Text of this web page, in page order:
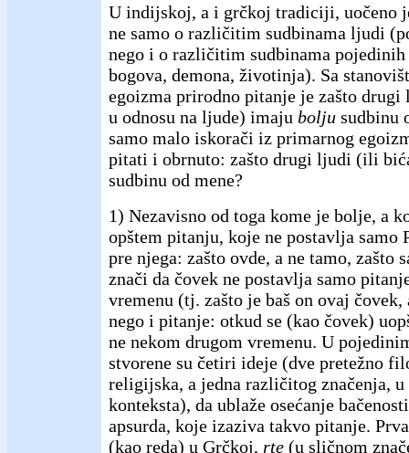
U indijskoj, a i grčkoj tradiciji, uočeno
ne samo o različitim sudbinama ljudi
nego i o različitim sudbinama
bogova, demona, životinja). Sa
egoizma prirodno pitanje je zašto
u odnosu na ljude) imaju bolju sudbinu
samo malo iskorači iz primarnog
pitati i obrnuto: zašto drugi ljudi (ili
sudbinu od mene?
1) Nezavisno od toga kome je bolje, a
opštem pitanju, koje ne postavlja samo
pre njega: zašto ovde, a ne tamo, zašto
znači da čovek ne postavlja samo
vremenu (tj. zašto je baš on ovaj čovek,
nego i pitanje: otkud se (kao čovek)
ne nekom drugom vremenu. U
stvorene su četiri ideje (dve pretežno
religijska, a jedna različitog značenja,
konteksta), da ublaže osećanje
apsurda, koje izaziva takvo pitanje.
(kao reda) u Grčkoj, rte (u sličnom